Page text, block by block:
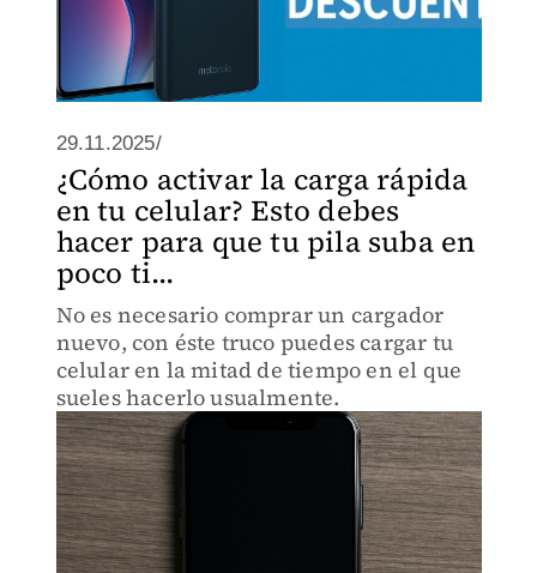
29.11.2025/
¿Cómo activar la carga rápida
en tu celular? Esto debes
hacer para que tu pila suba en
poco ti...
No es necesario comprar un cargador
nuevo, con éste truco puedes cargar tu
celular en la mitad de tiempo en el que
sueles hacerlo usualmente.